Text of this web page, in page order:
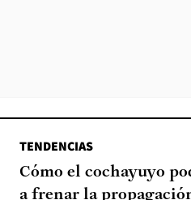
TENDENCIAS
Cómo el cochayuyo
a frenar la